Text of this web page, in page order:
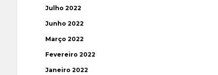
Julho 2022
Junho 2022
Março 2022
Fevereiro 2022
Janeiro 2022